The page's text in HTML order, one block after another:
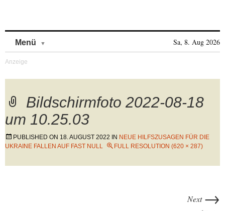
Menü Sa, 8. Aug 2026
Bildschirmfoto 2022-08-18
um 10.25.03
PUBLISHED ON 18. AUGUST 2022 IN NEUE HILFSZUSAGEN FÜR DIE
UKRAINE FALLEN AUF FAST NULL
FULL RESOLUTION (620 × 287)
Next →